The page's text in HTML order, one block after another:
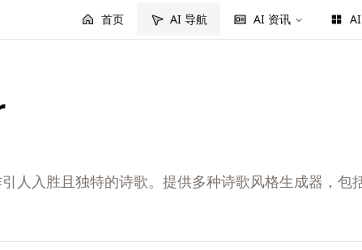
首页 AI 导航 AI 资讯
人入胜且独特的诗歌。提供多种诗歌风格生成器，